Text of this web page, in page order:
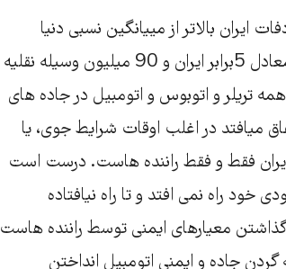
ایران بالاتر از مییانگین نسبی دنیا
خواهد بود. در کشور امریکا به این پهناوری و با جمعیتی معادل 5برابر ایران و 90 میلیون وسیله نقلیه
تریلر و اتوبوس و اتومبیل در جاده های
میافتد در اغلب اوقات شرایط جوی، یا
فقط و فقط راننده هاست. درست است
خود راه نمی افتد و تا راه نیافتاده
معیارهای ایمنی توسط راننده هاست
جاده و ایمنی اتومبیل انداختن